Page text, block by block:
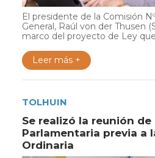
El presidente de la Comisión
General, Raúl von der Thusen
marco del proyecto de Ley
Leer más +
TOLHUIN
Se realizó la reunión de
Parlamentaria previa a
Ordinaria